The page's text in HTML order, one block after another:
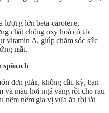
lượng lớn beta-carotene,
chất chống oxy hoá có tác
vitamin A, giúp chăm sóc sức
mắt.
spinach
đơn giản, không cầu kỳ, bạn
và màu hơi ngả vàng rồi cho rau
nêm nếm gia vị vừa ăn rồi tắt